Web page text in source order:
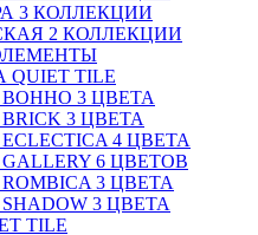
3 КОЛЛЕКЦИИ
2 КОЛЛЕКЦИИ
TILE
3 ЦВЕТА
3 ЦВЕТА
4 ЦВЕТА
6 ЦВЕТОВ
3 ЦВЕТА
3 ЦВЕТА
TILE